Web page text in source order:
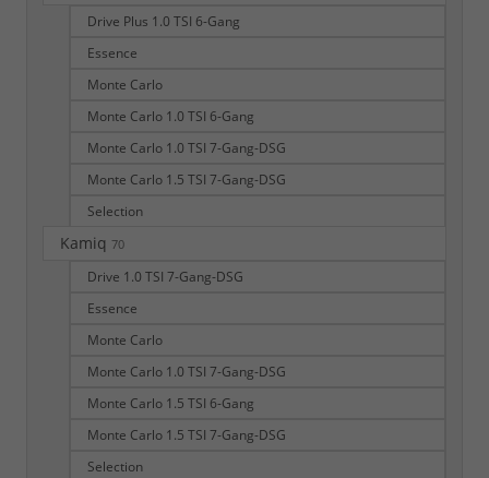
Drive Plus 1.0 TSI 6-Gang
Essence
Monte Carlo
Monte Carlo 1.0 TSI 6-Gang
Monte Carlo 1.0 TSI 7-Gang-DSG
Monte Carlo 1.5 TSI 7-Gang-DSG
Selection
Kamiq 70
Drive 1.0 TSI 7-Gang-DSG
Essence
Monte Carlo
Monte Carlo 1.0 TSI 7-Gang-DSG
Monte Carlo 1.5 TSI 6-Gang
Monte Carlo 1.5 TSI 7-Gang-DSG
Selection